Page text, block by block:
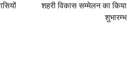
शहरी विकास सम्मेलन का किया
शुभारम्भ